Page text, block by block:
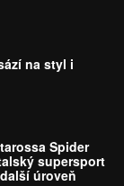
na styl i
Spider
supersport
úroveň